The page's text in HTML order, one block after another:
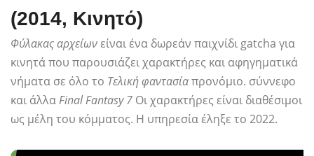
(2014, Κινητό)
Φύλακας αρχείωνείναι ένα δωρεάν παιχνίδι gatcha για
κινητά που παρουσιάζει χαρακτήρες και αφηγηματικά
νήματα σε όλο το Τελική φαντασίαπρονόμιο. σύννεφο
και άλλαFinal Fantasy 7 Οι χαρακτήρες είναι διαθέσιμοι
ως μέλη του κόμματος. Η υπηρεσία έληξε το 2022.